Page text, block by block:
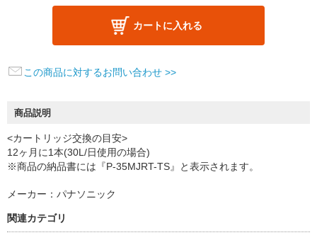
カートに入れる
この商品に対するお問い合わせ >>
商品説明
<カートリッジ交換の目安>
12ヶ月に1本(30L/日使用の場合)
※商品の納品書には『P-35MJRT-TS』と表示されます。
メーカー：パナソニック
関連カテゴリ